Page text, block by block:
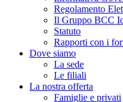
Regolamento
Il Gruppo BCC
Statuto
Rapporti con i
Dove siamo
La sede
Le filiali
La nostra offerta
Famiglie e privati